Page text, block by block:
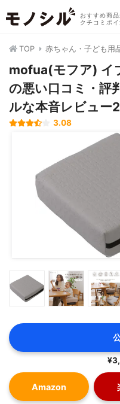
おすすめ商
クチコミポイ
TOP 赤ちゃん・子ども用
mofua(モフア) イ
の悪い口コミ・評
ルな本音レビュー
3.08
Amazon